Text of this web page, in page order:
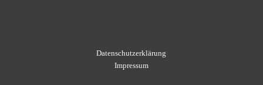
Datenschutzerklärung
Impressum